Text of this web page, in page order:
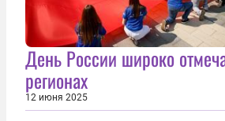
День России широко
регионах
12 июня 2025